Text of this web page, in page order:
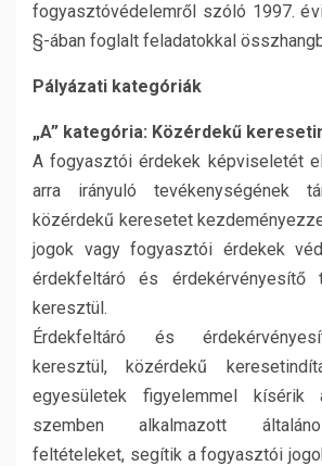
fogyasztóvédelemről szóló 1997.
§-ában foglalt feladatokkal
Pályázati kategóriák
„A” kategória: Közérdekű
A fogyasztói érdekek képviseletét
arra irányuló tevékenységének
közérdekű keresetet
jogok vagy fogyasztói érdekek
érdekfeltáró és érdekérvényesítő
keresztül.
Érdekfeltáró és
keresztül, közérdekű
egyesületek figyelemmel kísérik
szemben alkalmazott
feltételeket, segítik a fogyasztói